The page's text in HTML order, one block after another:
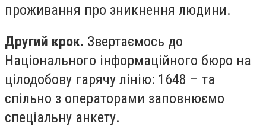
проживання про зникнення людини.
Другий крок. Звертаємось до
Національного інформаційного бюро на
цілодобову гарячу лінію: 1648 – та
спільно з операторами заповнюємо
спеціальну анкету.